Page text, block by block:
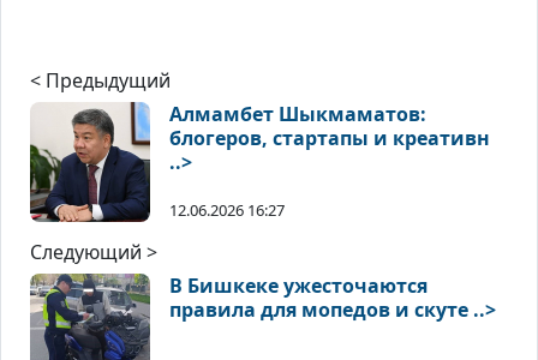
< Предыдущий
Алмамбет Шыкмаматов:
блогеров, стартапы и креативн
..>
12.06.2026 16:27
Следующий >
В Бишкеке ужесточаются
правила для мопедов и скуте ..>